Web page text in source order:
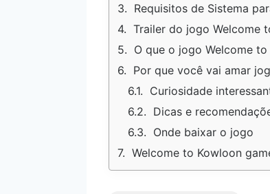
Requisitos de Sistema
Trailer do jogo Welcome
O que o jogo Welcome
Por que você vai amar
Curiosidade
Dicas e
Onde baixar o jogo
Welcome to Kowloon